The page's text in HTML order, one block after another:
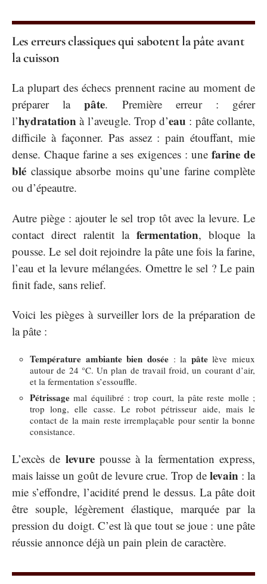
Les erreurs classiques qui sabotent la pâte avant
la cuisson
La plupart des échecs prennent racine au moment de
préparer lapâte. Première erreur : gérer
l’hydratation à l’aveugle. Trop d’eau : pâte collante,
difficile à façonner. Pas assez : pain étouffant, mie
dense. Chaque farine a ses exigences : une farine de
blé classique absorbe moins qu’une farine complète
ou d’épeautre.
Autre piège : ajouter le sel trop tôt avec la levure. Le
contact direct ralentit la fermentation, bloque la
pousse. Le sel doit rejoindre la pâte une fois la farine,
l’eau et la levure mélangées. Omettre le sel ? Le pain
finit fade, sans relief.
Voici les pièges à surveiller lors de la préparation de
la pâte :
Température ambiante bien dosée: la pâtelève mieux
autour de 24 °C. Un plan de travail froid, un courant d’air,
et la fermentation s’essouffle.
Pétrissage mal équilibré : trop court, la pâte reste molle ;
trop long, elle casse. Le robot pétrisseur aide, mais le
contact de la main reste irremplaçable pour sentir la bonne
consistance.
L’excès de levurepousse à la fermentation express,
mais laisse un goût de levure crue. Trop de levain : la
mie s’effondre, l’acidité prend le dessus. La pâte doit
être souple, légèrement élastique, marquée par la
pression du doigt. C’est là que tout se joue : une pâte
réussie annonce déjà un pain plein de caractère.